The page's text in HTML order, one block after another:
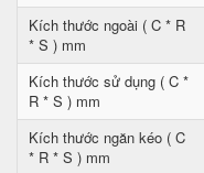
Kích thước ngoài ( C * R
* S ) mm
Kích thước sử dụng ( C *
R * S ) mm
Kích thước ngăn kéo ( C
* R * S ) mm